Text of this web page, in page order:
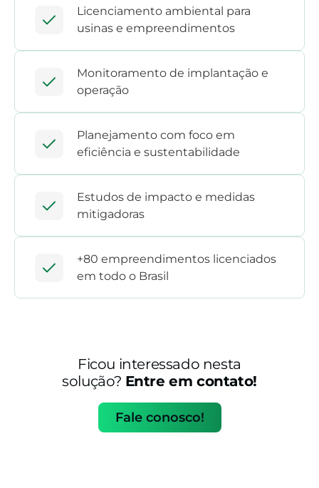
Licenciamento ambiental para
usinas e empreendimentos
Monitoramento de implantação e
operação
Planejamento com foco em
eficiência e sustentabilidade
Estudos de impacto e medidas
mitigadoras
+80 empreendimentos licenciados
em todo o Brasil
Ficou interessado nesta
solução? Entre em contato!
Fale conosco!